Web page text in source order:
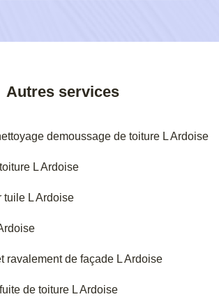
Autres services
demoussage de toiture L Ardoise
L Ardoise
tuile L Ardoise
ravalement de façade L Ardoise
de toiture L Ardoise